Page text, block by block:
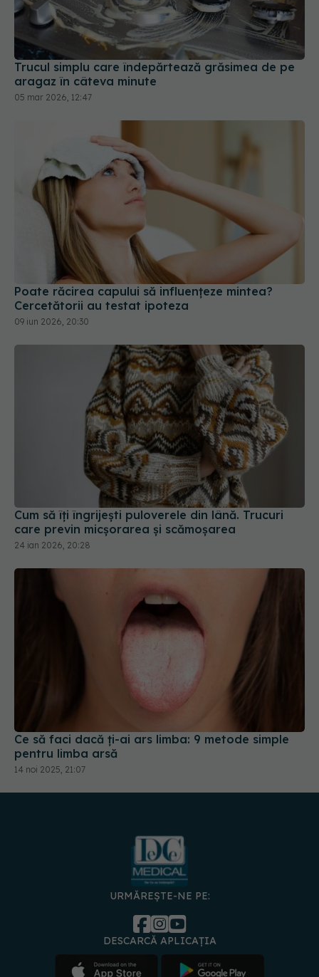
Trucul simplu care îndepărtează grăsimea de pe
aragaz în câteva minute
05 mar 2026, 12:47
Poate răcirea capului să influențeze mintea?
Cercetătorii au testat ipoteza
09 iun 2026, 20:30
Cum să îți îngrijești puloverele din lână. Trucuri
care previn micșorarea și scămoșarea
24 ian 2026, 20:28
Ce să faci dacă ți-ai ars limba: 9 metode simple
pentru limba arsă
14 noi 2025, 21:07
URMĂREȘTE-NE PE:
DESCARCĂ APLICAȚIA